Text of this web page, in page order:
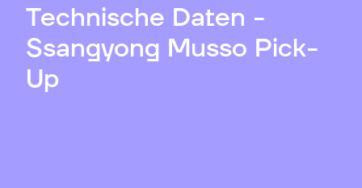
Technische Daten -
Ssangyong Musso Pick-
Up